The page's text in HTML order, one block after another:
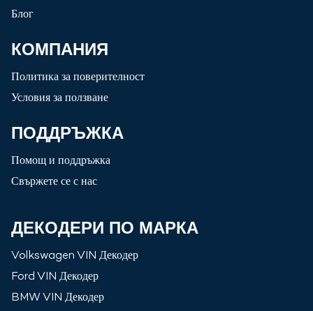
Блог
КОМПАНИЯ
Политика за поверителност
Условия за ползване
ПОДДРЪЖКА
Помощ и поддръжка
Свържете се с нас
ДЕКОДЕРИ ПО МАРКА
Volkswagen VIN Декодер
Ford VIN Декодер
BMWVIN Декодер